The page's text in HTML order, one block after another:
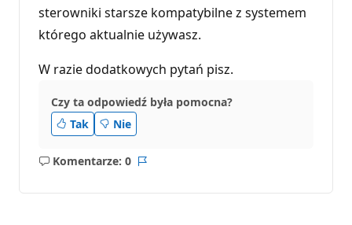
sterowniki starsze kompatybilne z systemem
którego aktualnie używasz.
W razie dodatkowych pytań pisz.
Czy ta odpowiedź była pomocna?
Tak
Nie
Komentarze: 0
Brak